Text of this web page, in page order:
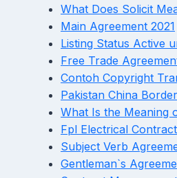
What Does Solicit
Main Agreement 2021
Listing Status Active
Free Trade
Contoh Copyright
Pakistan China
What Is the Meaning
Fpl Electrical
Subject Verb
Gentleman`s